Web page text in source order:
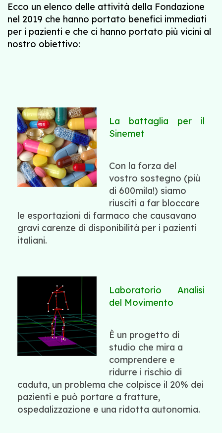
Ecco un elenco delle attività della Fondazione
nel 2019 che hanno portato benefici immediati
per i pazienti e che ci hanno portato più vicini al
nostro obiettivo:
La battaglia per il
Sinemet
Con la forza del
vostro sostegno (più
di 600mila!) siamo
riusciti a far bloccare
le esportazioni di farmaco che causavano
gravi carenze di disponibilità per i pazienti
italiani.
Laboratorio Analisi
del Movimento
È un progetto di
studio che mira a
comprendere e
ridurre i rischio di
caduta, un problema che colpisce il 20% dei
pazienti e può portare a fratture,
ospedalizzazione e una ridotta autonomia.